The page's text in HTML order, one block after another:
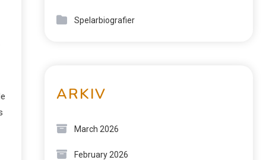
Spelarbiografier
ARKIV
March 2026
February 2026